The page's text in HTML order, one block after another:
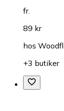
fr.
89 kr
hos
+3 butiker